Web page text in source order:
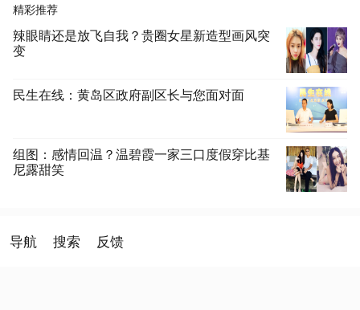
精彩推荐
辣眼睛还是放飞自我？贵圈女星新造型画风突
变
民生在线：黄岛区政府副区长与您面对面
组图：感情回温？温碧霞一家三口度假穿比基
尼露甜笑
导航 搜索 反馈